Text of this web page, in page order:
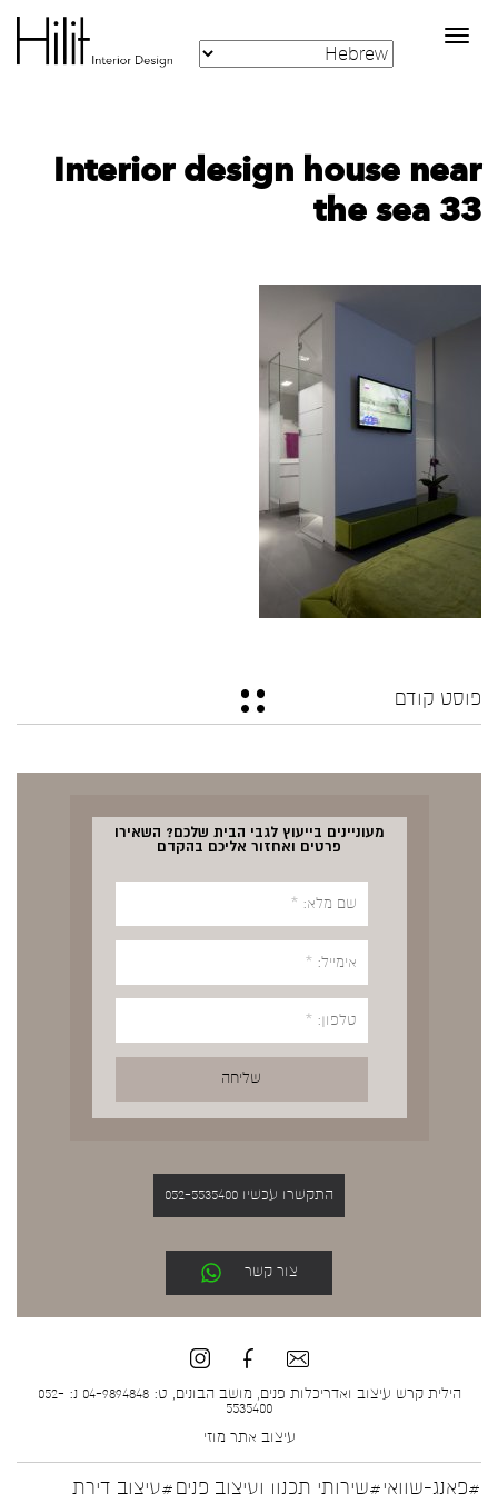
Toggle
navigation
Interior design house near
the sea 33
פוסט קודם
מעוניינים בייעוץ לגבי הבית שלכם? השאירו
פרטים ואחזור אליכם בהקדם
התקשרו עכשיו 052-5535400
צור קשר
הילית קרש עיצוב ואדריכלות פנים, מושב הבונים, ט: 04-9894848 נ: 052-
5535400
עיצוב אתר מוזי
#פאנג-שוואי#שירותי תכנון ועיצוב פנים#עיצוב דירת